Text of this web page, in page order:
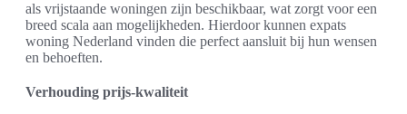
als vrijstaande woningen zijn beschikbaar, wat zorgt voor een
breed scala aan mogelijkheden. Hierdoor kunnen expats
woning Nederland vinden die perfect aansluit bij hun wensen
en behoeften.
Verhouding prijs-kwaliteit